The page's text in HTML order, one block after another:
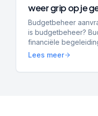
weer grip op je
Budgetbeheer
is budgetbeheer?
financiële
jouw inkomsten en
Lees meer